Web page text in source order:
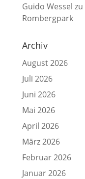
Guido Wessel zu
Rombergpark
Archiv
August 2026
Juli 2026
Juni 2026
Mai 2026
April 2026
März 2026
Februar 2026
Januar 2026